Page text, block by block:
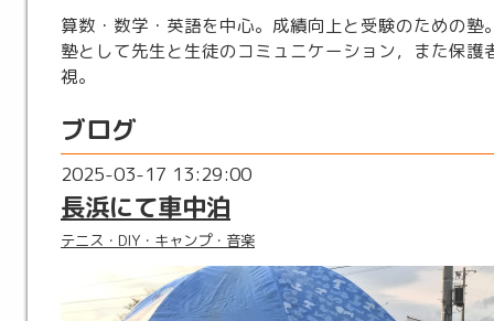
算数・数学・英語を中心。成績向上と受験のための塾
塾として先生と生徒のコミュニケーション，また保護
視。
ブログ
2025-03-17 13:29:00
長浜にて車中泊
テニス・DIY・キャンプ・音楽